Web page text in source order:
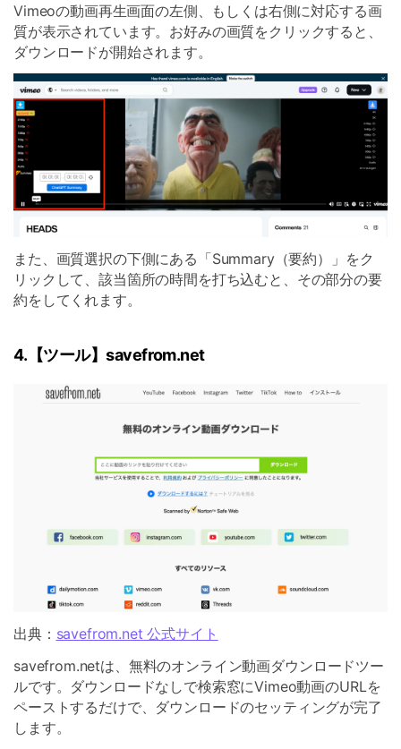
Vimeoの動画再生画面の左側、もしくは右側に対応する画
質が表示されています。お好みの画質をクリックすると、
ダウンロードが開始されます。
また、画質選択の下側にある「Summary（要約）」をク
リックして、該当箇所の時間を打ち込むと、その部分の要
約をしてくれます。
4.【ツール】savefrom.net
出典： savefrom.net 公式サイト
savefrom.netは、無料のオンライン動画ダウンロードツー
ルです。ダウンロードなしで検索窓にVimeo動画のURLを
ペーストするだけで、ダウンロードのセッティングが完了
します。